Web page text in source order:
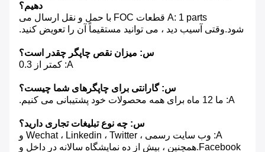
دهیم؟
A: 1 parts قطعات FOC با حمل و نقل ارسال می
شود.وقتی آسیب دید ، می توانید مستقیماً آن را تعویض کنید.
س: میزان نقص چاپگر چقدر است؟
A: کمتر از 0.3
س: گارانتی برای چاپگرهای شما چیست؟
A: ما 12 ماه برای همه محصولات خود پشتیبانی می کنیم.
س: چه نوع تبلیغات تجاری دارید؟
A: وب سایت رسمی ، Wechat ، Linkedin ، Twitter و
Facebook.همچنین ، بیش از ده نمایشگاه سالانه در داخل و